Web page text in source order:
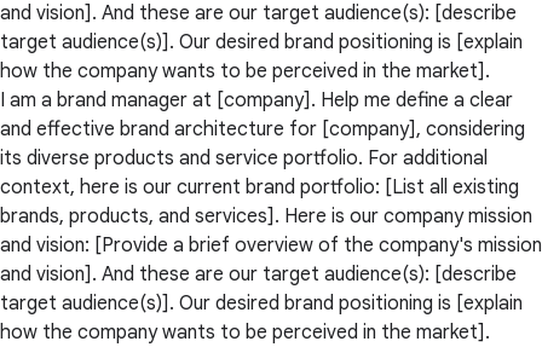
and vision]. And these are our target audience(s): [describe
target audience(s)]. Our desired brand positioning is [explain
how the company wants to be perceived in the market].
I am a brand manager at [company]. Help me define a clear
and effective brand architecture for [company], considering
its diverse products and service portfolio. For additional
context, here is our current brand portfolio: [List all existing
brands, products, and services]. Here is our company mission
and vision: [Provide a brief overview of the company's mission
and vision]. And these are our target audience(s): [describe
target audience(s)]. Our desired brand positioning is [explain
how the company wants to be perceived in the market].